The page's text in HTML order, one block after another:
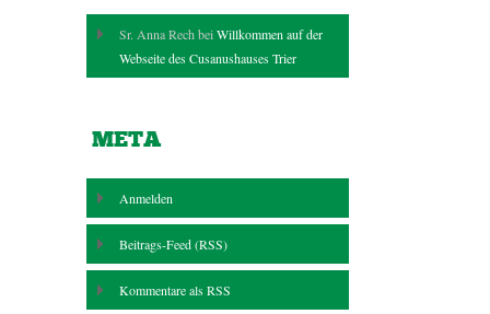
Sr. Anna Rech beiWillkommen auf der
Webseite des Cusanushauses Trier
META
Anmelden
Beitrags-Feed (RSS)
Kommentare alsRSS